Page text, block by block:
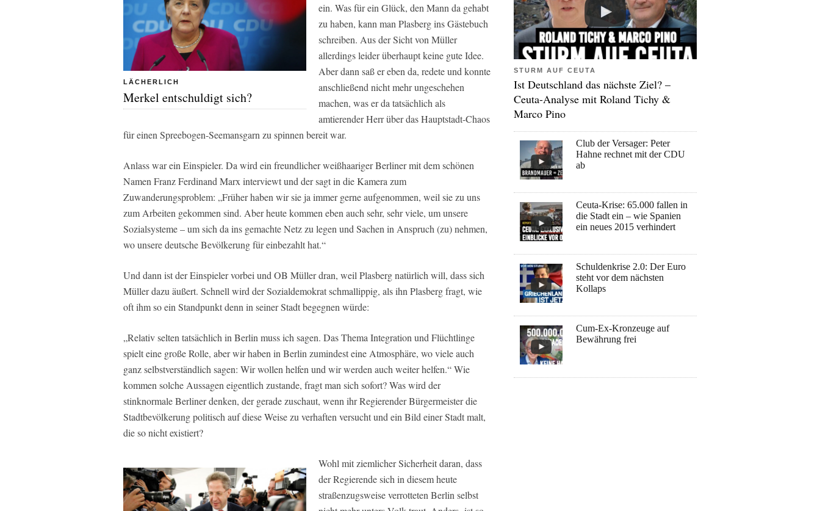
LÄCHERLICH
Merkel entschuldigt sich?
ein. Was für ein Glück, den Mann da gehabt
zu haben, kann man Plasberg ins Gästebuch
schreiben. Aus der Sicht von Müller
allerdings leider überhaupt keine gute Idee.
Aber dann saß er eben da, redete und konnte
anschließend nicht mehr ungeschehen
machen, was er da tatsächlich als
amtierender Herr über das Hauptstadt-Chaos
für einen Spreebogen-Seemansgarn zu spinnen bereit war.
Anlass war ein Einspieler. Da wird ein freundlicher weißhaariger Berliner mit dem schönen
Namen Franz Ferdinand Marx interviewt und der sagt in die Kamera zum
Zuwanderungsproblem: „Früher haben wir sie ja immer gerne aufgenommen, weil sie zu uns
zum Arbeiten gekommen sind. Aber heute kommen eben auch sehr, sehr viele, um unsere
Sozialsysteme – um sich da ins gemachte Netz zu legen und Sachen in Anspruch (zu) nehmen,
wo unsere deutsche Bevölkerung für einbezahlt hat.“
Und dann ist der Einspieler vorbei und OB Müller dran, weil Plasberg natürlich will, dass sich
Müller dazu äußert. Schnell wird der Sozialdemokrat schmallippig, als ihn Plasberg fragt, wie
oft ihm so ein Standpunkt denn in seiner Stadt begegnen würde:
„Relativ selten tatsächlich in Berlin muss ich sagen. Das Thema Integration und Flüchtlinge
spielt eine große Rolle, aber wir haben in Berlin zumindest eine Atmosphäre, wo viele auch
ganz selbstverständlich sagen: Wir wollen helfen und wir werden auch weiter helfen.“ Wie
kommen solche Aussagen eigentlich zustande, fragt man sich sofort? Was wird der
stinknormale Berliner denken, der gerade zuschaut, wenn ihr Regierender Bürgermeister die
Stadtbevölkerung politisch auf diese Weise zu verhaften versucht und ein Bild einer Stadt malt,
die so nicht existiert?
Wohl mit ziemlicher Sicherheit daran, dass
der Regierende sich in diesem heute
straßenzugsweise verrotteten Berlin selbst
STURM AUF CEUTA
Ist Deutschland das nächste Ziel? –
Ceuta-Analyse mit Roland Tichy &
Marco Pino
Club der Versager: Peter
Hahne rechnet mit der CDU
ab
Ceuta-Krise: 65.000 fallen in
die Stadt ein – wie Spanien
ein neues 2015 verhindert
Schuldenkrise 2.0: Der Euro
steht vor dem nächsten
Kollaps
Cum-Ex-Kronzeuge auf
Bewährung frei